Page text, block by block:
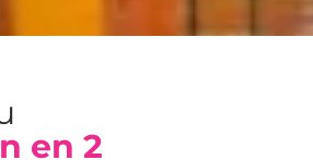
en 2